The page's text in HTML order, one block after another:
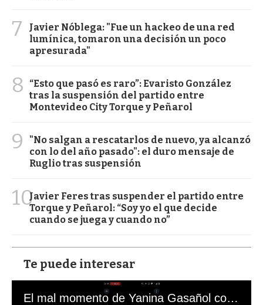
7
Javier Nóblega: "Fue un hackeo de una red
lumínica, tomaron una decisión un poco
apresurada"
8
“Esto que pasó es raro”: Evaristo González
tras la suspensión del partido entre
Montevideo City Torque y Peñarol
9
"No salgan a rescatarlos de nuevo, ya alcanzó
con lo del año pasado": el duro mensaje de
Ruglio tras suspensión
10Javier Feres tras suspender el partido entre
Torque y Peñarol: “Soy yo el que decide
cuando se juega y cuando no”
Te puede interesar
El mal momento de Yanina Gasañol con un hincha argentino en "Subrayado"